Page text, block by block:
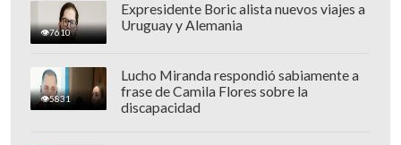
7610
Expresidente Boric alista nuevos viajes a
Uruguay y Alemania
5831
Lucho Miranda respondió sabiamente a
frase de Camila Flores sobre la
discapacidad